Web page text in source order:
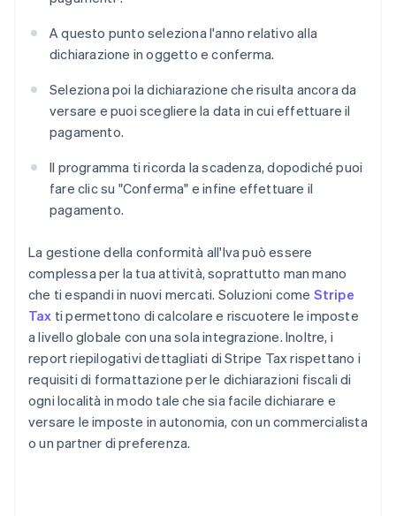
A questo punto seleziona l'anno relativo alla
dichiarazione in oggetto e conferma.
Seleziona poi la dichiarazione che risulta ancora da
versare e puoi scegliere la data in cui effettuare il
pagamento.
Il programma ti ricorda la scadenza, dopodiché puoi
fare clic su "Conferma" e infine effettuare il
pagamento.
La gestione della conformità all'Iva può essere
complessa per la tua attività, soprattutto man mano
che ti espandi in nuovi mercati. Soluzioni come Stripe
Tax ti permettono di calcolare e riscuotere le imposte
a livello globale con una sola integrazione. Inoltre, i
report riepilogativi dettagliati di Stripe Tax rispettano i
requisiti di formattazione per le dichiarazioni fiscali di
ogni località in modo tale che sia facile dichiarare e
versare le imposte in autonomia, con un commercialista
o un partner di preferenza.